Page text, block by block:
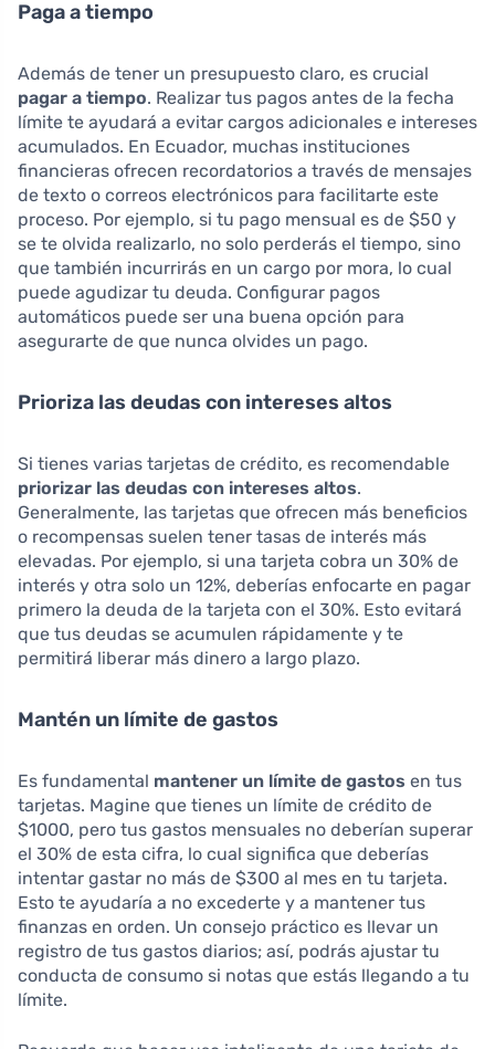
Paga a tiempo
Además de tener un presupuesto claro, es crucial
pagar a tiempo. Realizar tus pagos antes de la fecha
límite te ayudará a evitar cargos adicionales e intereses
acumulados. En Ecuador, muchas instituciones
financieras ofrecen recordatorios a través de mensajes
de texto o correos electrónicos para facilitarte este
proceso. Por ejemplo, si tu pago mensual es de $50 y
se te olvida realizarlo, no solo perderás el tiempo, sino
que también incurrirás en un cargo por mora, lo cual
puede agudizar tu deuda. Configurar pagos
automáticos puede ser una buena opción para
asegurarte de que nunca olvides un pago.
Prioriza las deudas con intereses altos
Si tienes varias tarjetas de crédito, es recomendable
priorizar las deudas con intereses altos.
Generalmente, las tarjetas que ofrecen más beneficios
o recompensas suelen tener tasas de interés más
elevadas. Por ejemplo, si una tarjeta cobra un 30% de
interés y otra solo un 12%, deberías enfocarte en pagar
primero la deuda de la tarjeta con el 30%. Esto evitará
que tus deudas se acumulen rápidamente y te
permitirá liberar más dinero a largo plazo.
Mantén un límite de gastos
Es fundamental mantener un límite de gastos en tus
tarjetas. Magine que tienes un límite de crédito de
$1000, pero tus gastos mensuales no deberían superar
el 30% de esta cifra, lo cual significa que deberías
intentar gastar no más de $300 al mes en tu tarjeta.
Esto te ayudaría a no excederte y a mantener tus
finanzas en orden. Un consejo práctico es llevar un
registro de tus gastos diarios; así, podrás ajustar tu
conducta de consumo si notas que estás llegando a tu
límite.